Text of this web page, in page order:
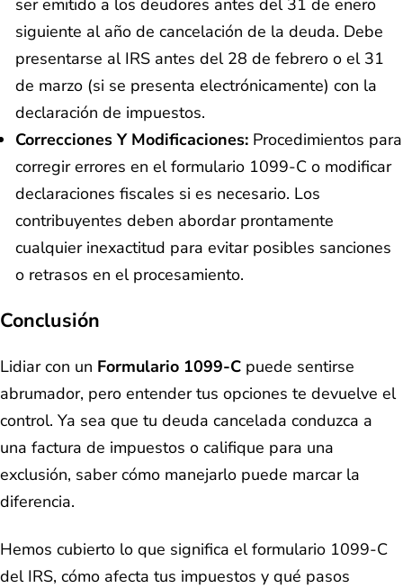
ser emitido a los deudores antes del 31 de enero
siguiente al año de cancelación de la deuda. Debe
presentarse al IRS antes del 28 de febrero o el 31
de marzo (si se presenta electrónicamente) con la
declaración de impuestos.
Correcciones Y Modificaciones: Procedimientos para
corregir errores en el formulario 1099-C o modificar
declaraciones fiscales si es necesario. Los
contribuyentes deben abordar prontamente
cualquier inexactitud para evitar posibles sanciones
o retrasos en el procesamiento.
Conclusión
Lidiar con un Formulario 1099-C puede sentirse
abrumador, pero entender tus opciones te devuelve el
control. Ya sea que tu deuda cancelada conduzca a
una factura de impuestos o califique para una
exclusión, saber cómo manejarlo puede marcar la
diferencia.
Hemos cubierto lo que significa el formulario 1099-C
del IRS, cómo afecta tus impuestos y qué pasos